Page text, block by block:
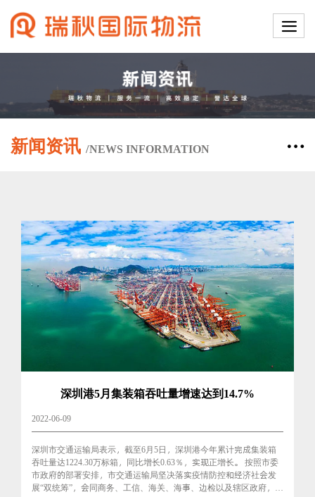
新闻资讯 /NEWSINFORMATION
深圳港5月集装箱吞吐量增速达到14.7%
2022-06-09
深圳市交通运输局表示，截至6月5日，深圳港今年累计完成集装箱
吞吐量达1224.30万标箱，同比增长0.63％，实现正增长。 按照市委
市政府的部署安排，市交通运输局坚决落实疫情防控和经济社会发
展“双统筹”，会同商务、工信、海关、海事、边检以及辖区政府，坚